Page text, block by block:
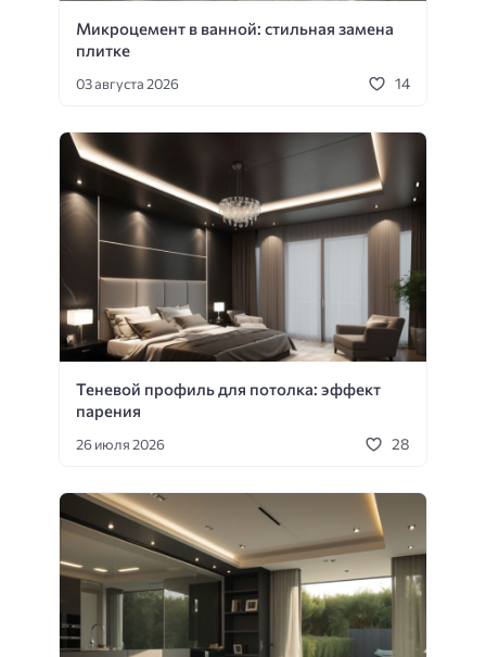
Микроцемент в ванной: стильная замена
плитке
03 августа 2026 14
Теневой профиль для потолка: эффект
парения
26 июля 2026 28